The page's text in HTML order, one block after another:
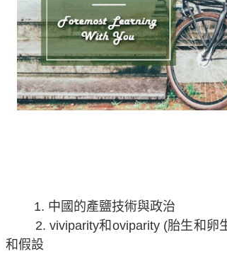
1. 中國的產鹽技術與政治
2. viviparity和oviparity (胎生和卵
和假設